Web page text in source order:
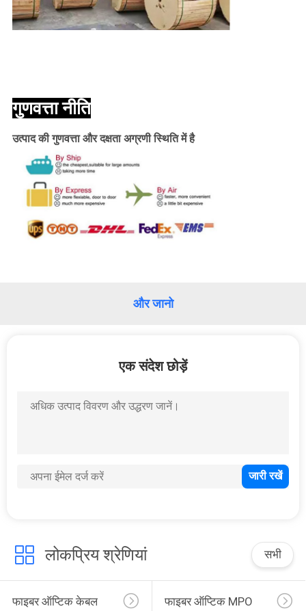
गुणवत्ता नीति
उत्पाद की गुणवत्ता और दक्षता अग्रणी स्थिति में है
और जानो
एक संदेश छोड़ें
लोकप्रिय श्रेणियां सभी
फाइबर ऑप्टिक केबल फाइबर ऑप्टिक MPO